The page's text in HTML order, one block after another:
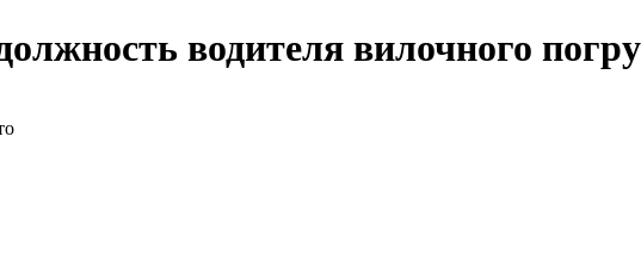
водителя вилочного